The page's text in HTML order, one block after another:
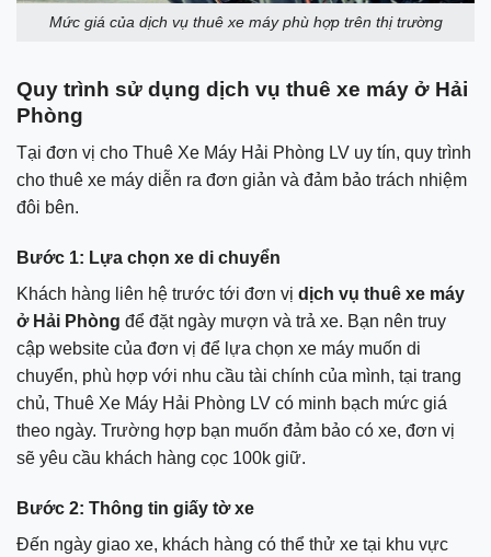
Mức giá của dịch vụ thuê xe máy phù hợp trên thị trường
Quy trình sử dụng dịch vụ thuê xe máy ở Hải
Phòng
Tại đơn vị cho Thuê Xe Máy Hải Phòng LV uy tín, quy trình
cho thuê xe máy diễn ra đơn giản và đảm bảo trách nhiệm
đôi bên.
Bước 1: Lựa chọn xe di chuyển
Khách hàng liên hệ trước tới đơn vị dịch vụ thuê xe máy
ở Hải Phòng để đặt ngày mượn và trả xe. Bạn nên truy
cập website của đơn vị để lựa chọn xe máy muốn di
chuyển, phù hợp với nhu cầu tài chính của mình, tại trang
chủ, Thuê Xe Máy Hải Phòng LV có minh bạch mức giá
theo ngày. Trường hợp bạn muốn đảm bảo có xe, đơn vị
sẽ yêu cầu khách hàng cọc 100k giữ.
Bước 2: Thông tin giấy tờ xe
Đến ngày giao xe, khách hàng có thể thử xe tại khu vực